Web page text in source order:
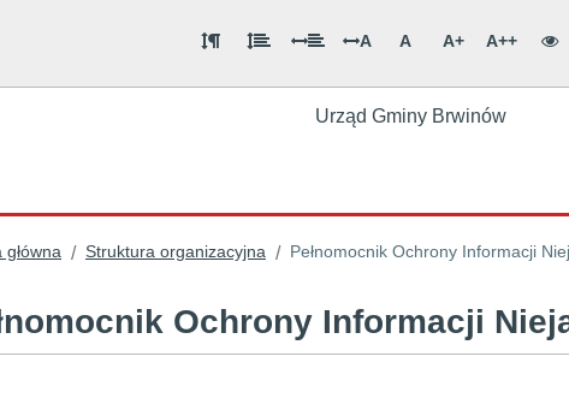
A A A+ A++
Urząd Gminy Brwinów
/ Struktura organizacyjna / Pełnomocnik Ochrony Informacji
Ochrony Informacji